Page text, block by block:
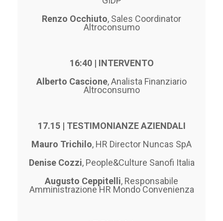
Renzo Occhiuto, Sales Coordinator
Altroconsumo
16:40 | INTERVENTO
Alberto Cascione, Analista Finanziario
Altroconsumo
17.15 | TESTIMONIANZE AZIENDALI
Mauro Trichilo, HR Director Nuncas SpA
Denise Cozzi, People&Culture Sanofi Italia
Augusto Ceppitelli, Responsabile
Amministrazione HR Mondo Convenienza